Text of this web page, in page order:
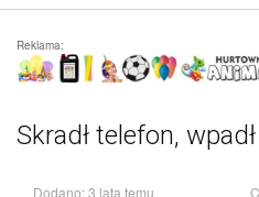
Reklama:
Skradł telefon,
Dodano: 3 lata temu